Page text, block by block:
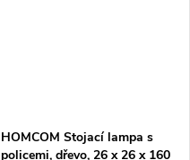
HOMCOM Stojací lampa s
policemi, dřevo, 26 x 26 x 160